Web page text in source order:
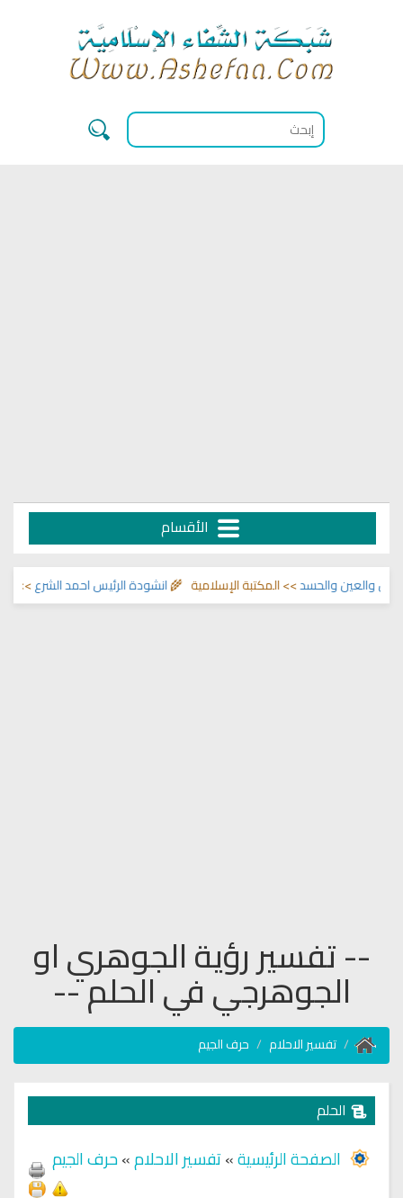
الأقسام
انشودة الرئيس احمد الشرع>> اناشيد والحسد>> المكتبة الإسلامية 🌾
-- تفسير رؤية الجوهري او
الجوهرجي في الحلم --
تفسير الاحلام حرف الجيم
الحلم
الصفحة الرئيسية»تفسير الاحلام»حرف الجيم